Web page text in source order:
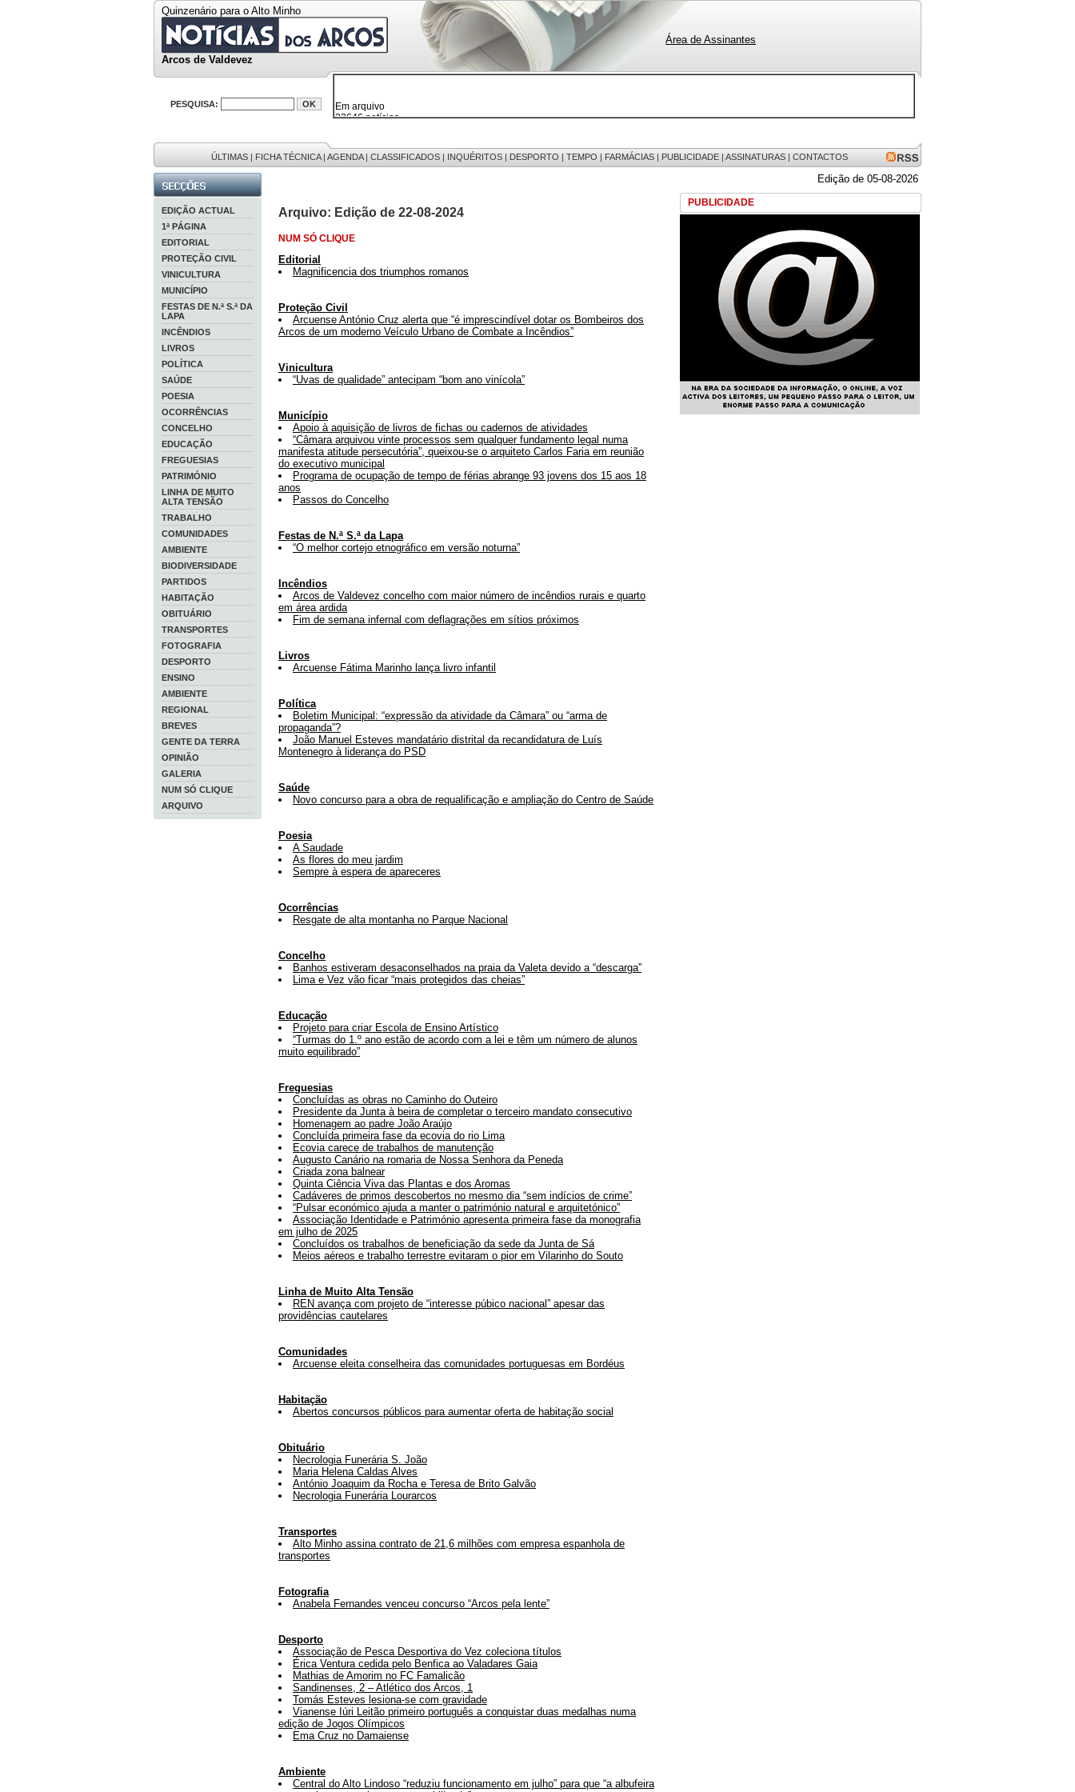
Quinzenário para o Alto Minho
Arcos de Valdevez
Área de Assinantes
PESQUISA:
32646 notícias
38119 fotos
201 registos
ÚLTIMAS | FICHA TÉCNICA| AGENDA| CLASSIFICADOS | INQUÉRITOS | DESPORTO | TEMPO | FARMÁCIAS | PUBLICIDADE | ASSINATURAS | CONTACTOS
EDIÇÃO ACTUAL
1ª PÁGINA
EDITORIAL
PROTEÇÃO CIVIL
VINICULTURA
MUNICÍPIO
FESTAS DE N.ª S.ª DA
LAPA
INCÊNDIOS
LIVROS
POLÍTICA
SAÚDE
POESIA
OCORRÊNCIAS
CONCELHO
EDUCAÇÃO
FREGUESIAS
PATRIMÓNIO
LINHA DE MUITO
ALTA TENSÃO
TRABALHO
COMUNIDADES
AMBIENTE
BIODIVERSIDADE
PARTIDOS
HABITAÇÃO
OBITUÁRIO
TRANSPORTES
FOTOGRAFIA
DESPORTO
ENSINO
AMBIENTE
REGIONAL
BREVES
GENTE DA TERRA
OPINIÃO
GALERIA
NUM SÓ CLIQUE
ARQUIVO
Edição de 05-08-2026
PUBLICIDADE
Arquivo: Edição de 22-08-2024
NUM SÓ CLIQUE
Editorial
Magnificencia dos triumphos romanos
Proteção Civil
Arcuense António Cruz alerta que “é imprescindível dotar os Bombeiros dos
Arcos de um moderno Veículo Urbano de Combate a Incêndios”
Vinicultura
“Uvas de qualidade” antecipam “bom ano vinícola”
Município
Apoio à aquisição de livros de fichas ou cadernos de atividades
“Câmara arquivou vinte processos sem qualquer fundamento legal numa
manifesta atitude persecutória”, queixou-se o arquiteto Carlos Faria em reunião
do executivo municipal
Programa de ocupação de tempo de férias abrange 93 jovens dos 15 aos 18
anos
Passos do Concelho
Festas de N.ª S.ª da Lapa
“O melhor cortejo etnográfico em versão noturna”
Incêndios
Arcos de Valdevez concelho com maior número de incêndios rurais e quarto
em área ardida
Fim de semana infernal com deflagrações em sítios próximos
Livros
Arcuense Fátima Marinho lança livro infantil
Política
Boletim Municipal: “expressão da atividade da Câmara” ou “arma de
propaganda”?
João Manuel Esteves mandatário distrital da recandidatura de Luís
Montenegro à liderança do PSD
Saúde
Novo concurso para a obra de requalificação e ampliação do Centro de Saúde
Poesia
A Saudade
As flores do meu jardim
Sempre à espera de apareceres
Ocorrências
Resgate de alta montanha no Parque Nacional
Concelho
Banhos estiveram desaconselhados na praia da Valeta devido a “descarga”
Lima e Vez vão ficar “mais protegidos das cheias”
Educação
Projeto para criar Escola de Ensino Artístico
“Turmas do 1.º ano estão de acordo com a lei e têm um número de alunos
muito equilibrado”
Freguesias
Concluídas as obras no Caminho do Outeiro
Presidente da Junta à beira de completar o terceiro mandato consecutivo
Homenagem ao padre João Araújo
Concluída primeira fase da ecovia do rio Lima
Ecovia carece de trabalhos de manutenção
Augusto Canário na romaria de Nossa Senhora da Peneda
Criada zona balnear
Quinta Ciência Viva das Plantas e dos Aromas
Cadáveres de primos descobertos no mesmo dia “sem indícios de crime”
“Pulsar económico ajuda a manter o património natural e arquitetónico”
Associação Identidade e Património apresenta primeira fase da monografia
em julho de 2025
Concluídos os trabalhos de beneficiação da sede da Junta de Sá
Meios aéreos e trabalho terrestre evitaram o pior em Vilarinho do Souto
Linha de Muito Alta Tensão
REN avança com projeto de “interesse púbico nacional” apesar das
providências cautelares
Comunidades
Arcuense eleita conselheira das comunidades portuguesas em Bordéus
Habitação
Abertos concursos públicos para aumentar oferta de habitação social
Obituário
Necrologia Funerária S. João
Maria Helena Caldas Alves
António Joaquim da Rocha e Teresa de Brito Galvão
Necrologia Funerária Lourarcos
Transportes
Alto Minho assina contrato de 21,6 milhões com empresa espanhola de
transportes
Fotografia
Anabela Fernandes venceu concurso “Arcos pela lente”
Desporto
Associação de Pesca Desportiva do Vez coleciona títulos
Érica Ventura cedida pelo Benfica ao Valadares Gaia
Mathias de Amorim no FC Famalicão
Sandinenses, 2 – Atlético dos Arcos, 1
Tomás Esteves lesiona-se com gravidade
Vianense Iúri Leitão primeiro português a conquistar duas medalhas numa
edição de Jogos Olímpicos
Ema Cruz no Damaiense
Ambiente
Central do Alto Lindoso “reduziu funcionamento em julho” para que “a albufeira